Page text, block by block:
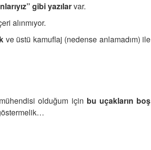
gibi yazılarvar.
alınmıyor.
ve üstü kamuflaj (nedense anlamadım) ile
olduğum için bu uçakların boş